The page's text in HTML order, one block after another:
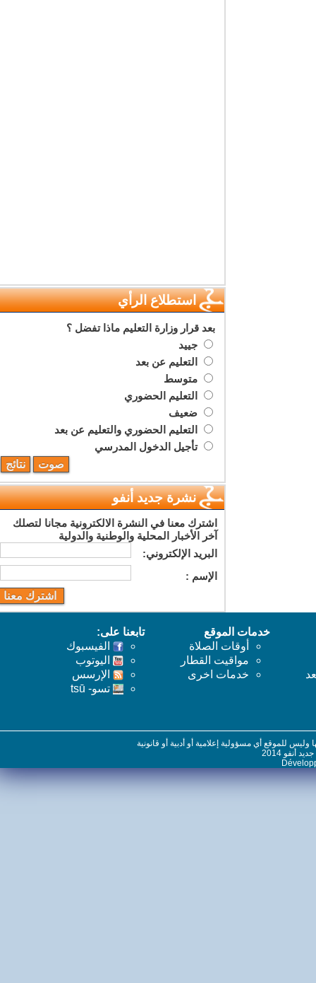
استطلاع الرأي
بعد قرار وزارة التعليم ماذا تفضل ؟
جييد
التعليم عن بعد
متوسط
التعليم الحضوري
ضعيف
التعليم الحضوري والتعليم عن بعد
تأجيل الدخول المدرسي
نشرة جديد أنفو
اشترك معنا في النشرة الالكترونية مجانا لتصلك
آخر الأخبار المحلية والوطنية والدولية
البريد اﻹلكتروني:
اﻹسم :
خدمات الموقع
أوقات الصلاة
مواقيت القطار
خدمات اخرى
تابعنا على:
الفيسبوك
اليوتوب
اﻹرسس
تسو- tsū
للموقع أي مسؤولية إعلامية أو أدبية أو قانونية
2014